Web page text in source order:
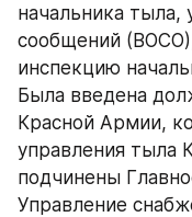
начальника тыла,
сообщений
инспекцию
Была введена
Красной Армии,
управления тыла
подчинены
Управление